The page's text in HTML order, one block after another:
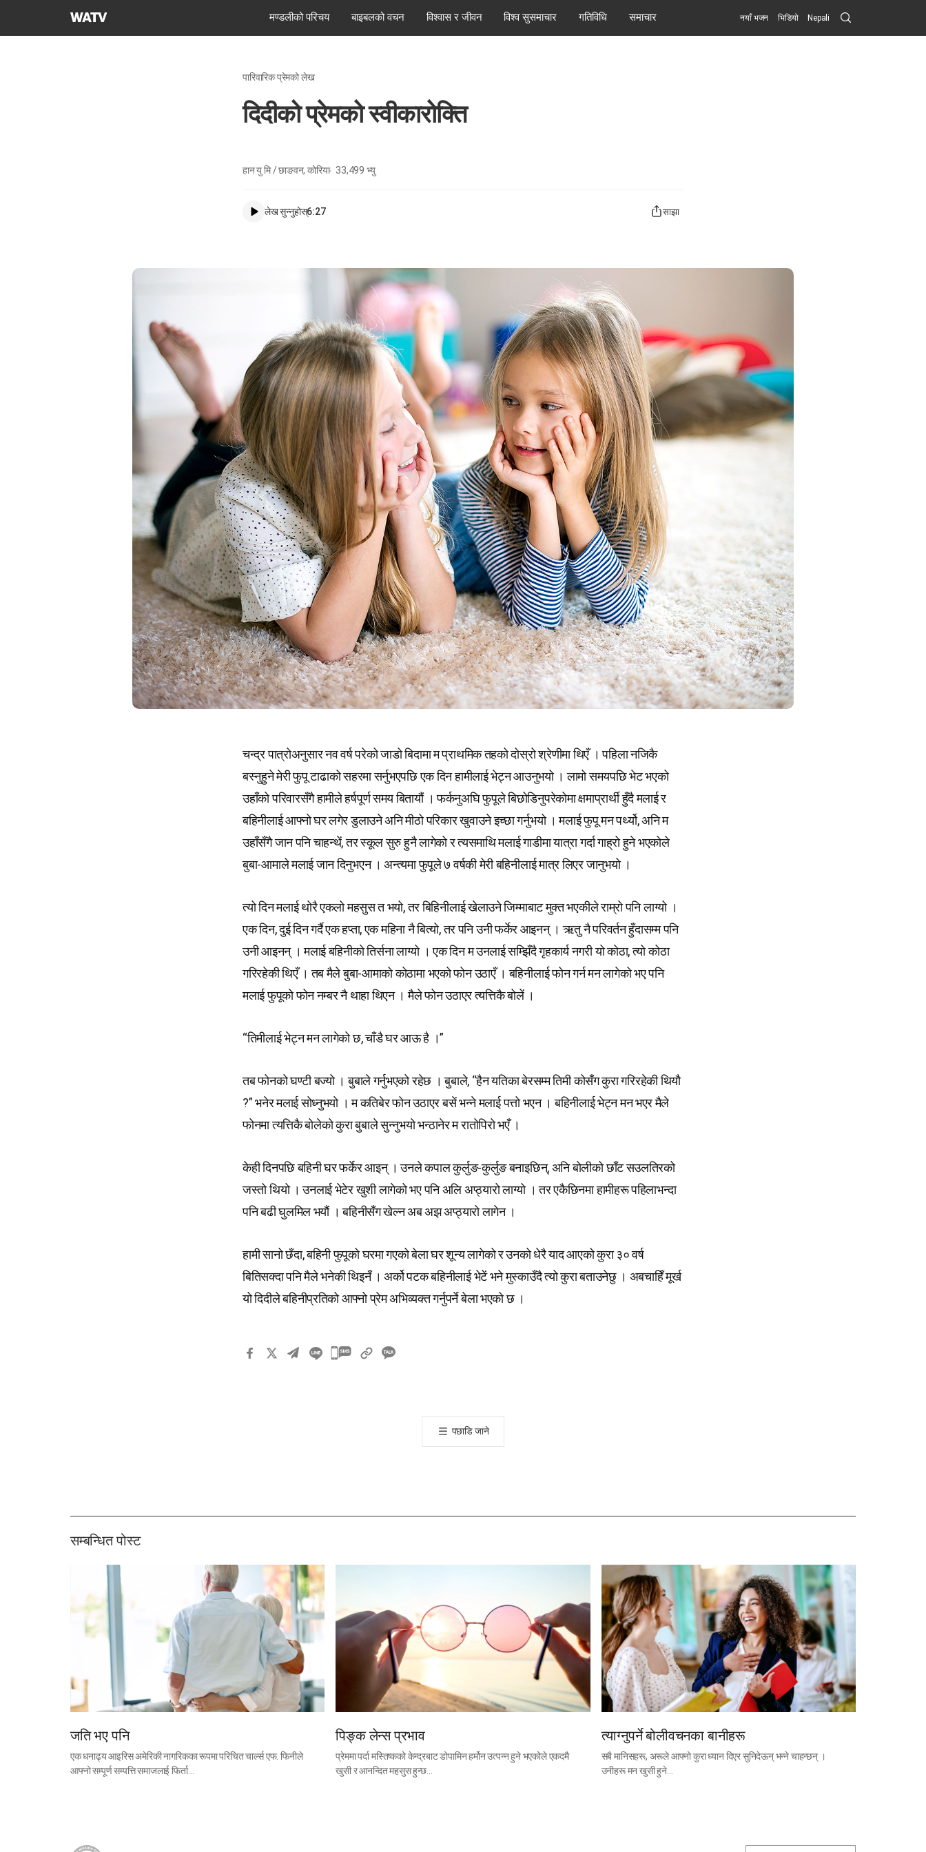
परमेश्वरको
मण्डलीको परिचय बाइबलको वचन विश्वास र जीवन विश्व सुसमाचार गतिविधि समाचार नयाँ भजन भिडियो Nepali Search
Submit
पारिवारिक प्रेमको लेख
दिदीको प्रेमको स्वीकारोक्ति
हान यु मि / छाङवन, कोरिया 33,499 भ्यु
लेख सुन्नुहोस्6:27 साझा
चन्द्र पात्रोअनुसार नव वर्ष परेको जाडो बिदामा म प्राथमिक तहको दोस्रो श्रेणीमा थिएँ । पहिला नजिकै
बस्नुहुने मेरी फुपू टाढाको सहरमा सर्नुभएपछि एक दिन हामीलाई भेट्न आउनुभयो । लामो समयपछि भेट भएको
उहाँको परिवारसँगै हामीले हर्षपूर्ण समय बितायौं । फर्कनुअघि फुपूले बिछोडिनुपरेकोमा क्षमाप्रार्थी हुँदै मलाई र
बहिनीलाई आफ्नो घर लगेर डुलाउने अनि मीठो परिकार खुवाउने इच्छा गर्नुभयो । मलाई फुपू मन पर्थ्यो, अनि म
उहाँसँगै जान पनि चाहन्थें, तर स्कूल सुरु हुनै लागेको र त्यसमाथि मलाई गाडीमा यात्रा गर्दा गाह्रो हुने भएकोले
बुबा-आमाले मलाई जान दिनुभएन । अन्त्यमा फुपूले ७ वर्षकी मेरी बहिनीलाई मात्र लिएर जानुभयो ।
त्यो दिन मलाई थोरै एकलो महसुस त भयो, तर बिहिनीलाई खेलाउने जिम्माबाट मुक्त भएकीले राम्रो पनि लाग्यो ।
एक दिन, दुई दिन गर्दै एक हप्ता, एक महिना नै बित्यो, तर पनि उनी फर्केर आइनन् । ऋतु नै परिवर्तन हुँदासम्म पनि
उनी आइनन् । मलाई बहिनीको तिर्सना लाग्यो । एक दिन म उनलाई सम्झिँदै गृहकार्य नगरी यो कोठा, त्यो कोठा
गरिरहेकी थिएँ । तब मैले बुबा-आमाको कोठामा भएको फोन उठाएँ । बहिनीलाई फोन गर्न मन लागेको भए पनि
मलाई फुपूको फोन नम्बर नै थाहा थिएन । मैले फोन उठाएर त्यत्तिकै बोलें ।
“तिमीलाई भेट्न मन लागेको छ, चाँडै घर आऊ है ।”
तब फोनको घण्टी बज्यो । बुबाले गर्नुभएको रहेछ । बुबाले, “हैन यतिका बेरसम्म तिमी कोसँग कुरा गरिरहेकी थियौ
?” भनेर मलाई सोध्नुभयो । म कतिबेर फोन उठाएर बसें भन्ने मलाई पत्तो भएन । बहिनीलाई भेट्न मन भएर मैले
फोनमा त्यत्तिकै बोलेको कुरा बुबाले सुन्नुभयो भन्ठानेर म रातोपिरो भएँ ।
केही दिनपछि बहिनी घर फर्केर आइन् । उनले कपाल कुर्लुङ-कुर्लुङ बनाइछिन्, अनि बोलीको छाँट सउलतिरको
जस्तो थियो । उनलाई भेटेर खुशी लागेको भए पनि अलि अप्ठ्यारो लाग्यो । तर एकैछिनमा हामीहरू पहिलाभन्दा
पनि बढी घुलमिल भयौं । बहिनीसँग खेल्न अब अझ अप्ठ्यारो लागेन ।
हामी सानो छँदा, बहिनी फुपूको घरमा गएको बेला घर शून्य लागेको र उनको धेरै याद आएको कुरा ३० वर्ष
बितिसक्दा पनि मैले भनेकी थिइनँ । अर्को पटक बहिनीलाई भेटें भने मुस्काउँदै त्यो कुरा बताउनेछु । अबचाहिँ मूर्ख
यो दिदीले बहिनीप्रतिको आफ्नो प्रेम अभिव्यक्त गर्नुपर्ने बेला भएको छ ।
카
पछाडि जाने
सम्बन्धित पोस्ट
जति भए पनि
एक धनाढ्य आइरिस अमेरिकी नागरिकका रूपमा परिचित चार्ल्स एफ. फिनीले
आफ्नो सम्पूर्ण सम्पत्ति समाजलाई फिर्ता…
पिङ्क लेन्स प्रभाव
प्रेममा पर्दा मस्तिष्कको केन्द्रबाट डोपामिन हर्मोन उत्पन्न हुने भएकोले एकदमै
खुसी र आनन्दित महसुस हुन्छ…
त्याग्नुपर्ने बोलीवचनका बानीहरू
सबै मानिसहरू, अरूले आफ्नो कुरा ध्यान दिएर सुनिदेऊन् भन्ने चाहन्छन् ।
उनीहरू मन खुसी हुने…